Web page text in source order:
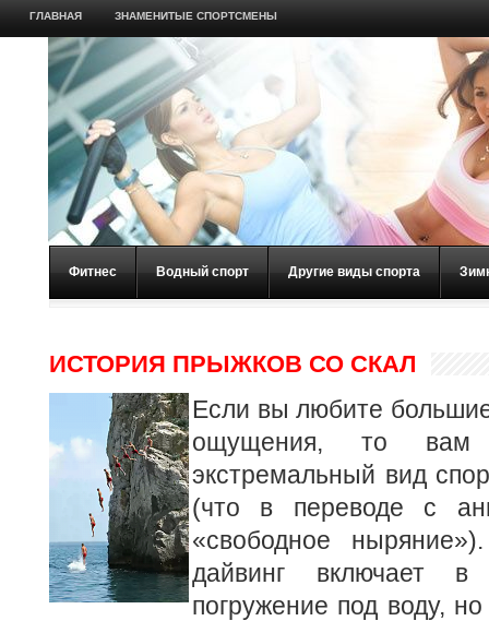
ГЛАВНАЯ ЗНАМЕНИТЫЕ СПОРТСМЕНЫ
Фитнес Водный спорт Другие виды спорта
ИСТОРИЯ ПРЫЖКОВ СО СКАЛ
Если вы любите
ощущения, то вам
экстремальный вид
(что в переводе с
«свободное
дайвинг включает
погружение под воду,